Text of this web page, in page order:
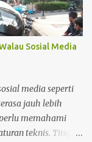
Sosial Media
media seperti
jauh lebih
memahami
teknis. Tinggal